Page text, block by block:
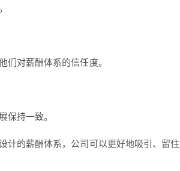
对薪酬体系的信任度。
保持一致。
的薪酬体系，公司可以更好地吸引、留